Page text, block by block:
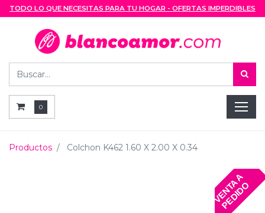
TODO LO QUE NECESITAS PARA TU HOGAR - OFERTAS IMPERDIBLES
0
Productos Colchon K462 1.60 X 2.00 X 0.34
V
E
N
T
A
A
P
E
D
I
D
O